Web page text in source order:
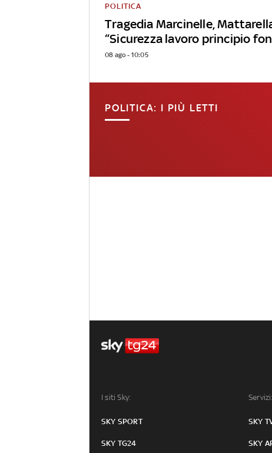
Tragedia Marcinelle,
“Sicurezza lavoro principio
POLITICA
08 ago - 10:05
POLITICA: I PIÙ LETTI
I siti Sky:
SKY SPORT
SKY TG24
Servizi:
SKY
SKY